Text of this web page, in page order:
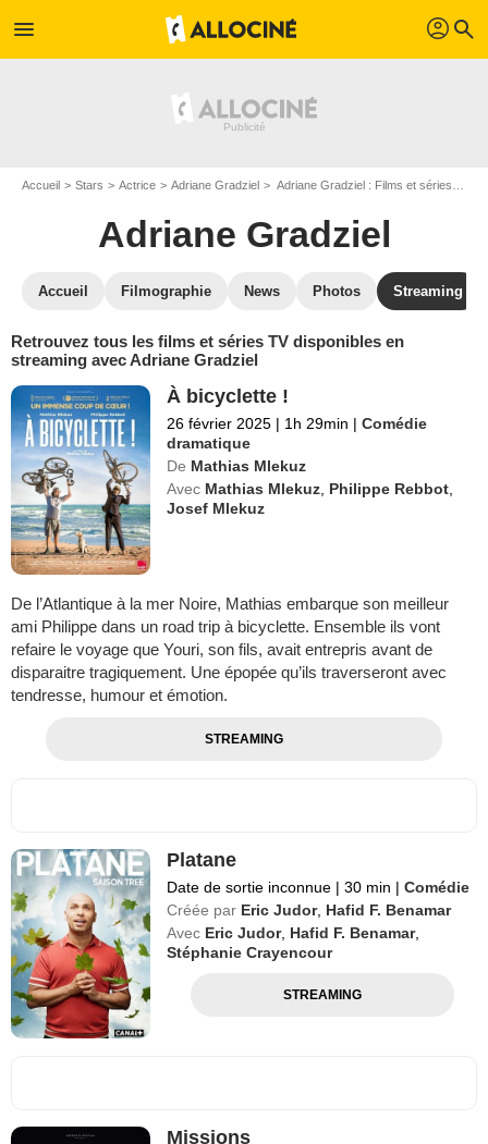
menu profil search
Accueil Stars Actrice Adriane Gradziel Adriane Gradziel : Films et séries online
Adriane Gradziel
Accueil Filmographie News Photos Streaming
Retrouvez tous les films et séries TV disponibles en
streaming avec Adriane Gradziel
À bicyclette !
26 février 2025 | 1h 29min | Comédie
dramatique
De Mathias Mlekuz
Avec Mathias Mlekuz Philippe Rebbot
Josef Mlekuz
De l’Atlantique à la mer Noire, Mathias embarque son meilleur
ami Philippe dans un road trip à bicyclette. Ensemble ils vont
refaire le voyage que Youri, son fils, avait entrepris avant de
disparaitre tragiquement. Une épopée qu’ils traverseront avec
tendresse, humour et émotion.
STREAMING
Platane
Date de sortie inconnue | 30 min | Comédie
Créée par Eric Judor, Hafid F. Benamar
Avec Eric Judor, Hafid F. Benamar,
Stéphanie Crayencour
STREAMING
Missions